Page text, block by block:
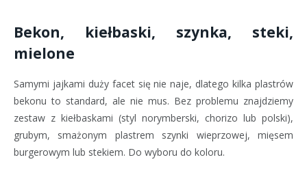
Bekon, kiełbaski, szynka, steki,
mielone
Samymi jajkami duży facet się nie naje, dlatego kilka plastrów
bekonu to standard, ale nie mus. Bez problemu znajdziemy
zestaw z kiełbaskami (styl norymberski, chorizo lub polski),
grubym, smażonym plastrem szynki wieprzowej, mięsem
burgerowym lub stekiem. Do wyboru do koloru.